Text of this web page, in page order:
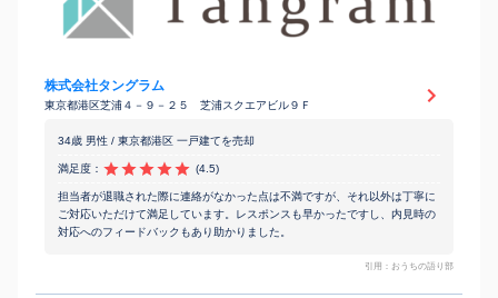
株式会社タングラム
東京都港区芝浦４－９－２５ 芝浦スクエアビル９Ｆ
34歳 男性 / 東京都港区 一戸建てを売却
満足度： (4.5)
担当者が退職された際に連絡がなかった点は不満ですが、それ以外は丁寧に
ご対応いただけて満足しています。レスポンスも早かったですし、内見時の
対応へのフィードバックもあり助かりました。
引用：おうちの語り部